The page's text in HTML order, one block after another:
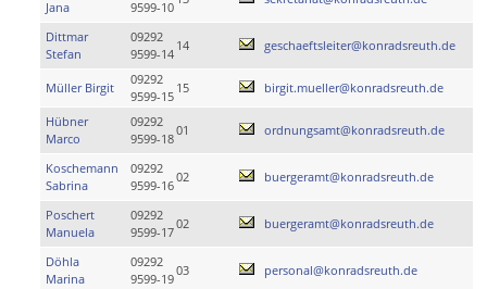
Jana
9599-10
Dittmar
Stefan
09292
9599-14
14 geschaeftsleiter@konradsreuth.de
Müller Birgit
09292
9599-15
15 birgit.mueller@konradsreuth.de
Hübner
Marco
09292
9599-18
01 ordnungsamt@konradsreuth.de
Koschemann
Sabrina
09292
9599-16
02 buergeramt@konradsreuth.de
Poschert
Manuela
09292
9599-17
02 buergeramt@konradsreuth.de
Döhla
Marina
09292
9599-19
03 personal@konradsreuth.de